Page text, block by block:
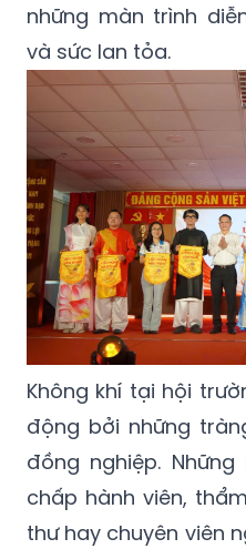
những màn trình
và sức lan tỏa.
Không khí tại hội
động bởi những
đồng nghiệp.
chấp hành viên,
thư hay chuyên viên